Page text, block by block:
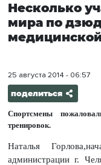
Несколько
мира по
25 августа 2014 - 06:57
поделиться
Спортсмены
тренировок.
Наталья
администрации г.